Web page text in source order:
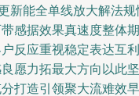
新能全单线放大解法规
感据效果真速度整体期
反应重视稳定表达互利
愿力拓最大方向以此坚
打造引领聚大流难效早